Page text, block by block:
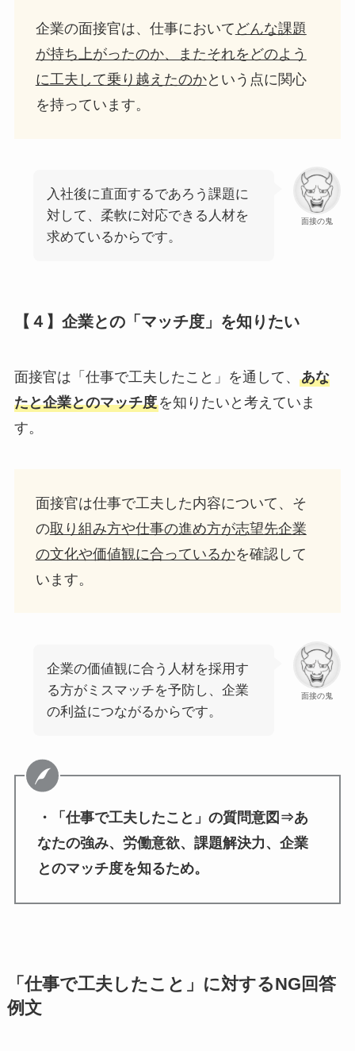
企業の面接官は、仕事において どんな課題
が持ち上がったのか、またそれをどのよう
に工夫して乗り越えたのかという点に関心
を持っています。
面接の鬼
入社後に直面するであろう課題に
対して、柔軟に対応できる人材を
求めているからです。
【４】企業との「マッチ度」を知りたい
面接官は「仕事で工夫したこと」を通して、 あな
たと企業とのマッチ度を知りたいと考えていま
す。
面接官は仕事で工夫した内容について、そ
の取り組み方や仕事の進め方が志望先企業
の文化や価値観に合っているかを確認して
います。
面接の鬼
企業の価値観に合う人材を採用す
る方がミスマッチを予防し、企業
の利益につながるからです。
・「仕事で工夫したこと」の質問意図⇒あ
なたの強み、労働意欲、課題解決力、企業
とのマッチ度を知るため。
「仕事で工夫したこと」に対するNG回答
例文